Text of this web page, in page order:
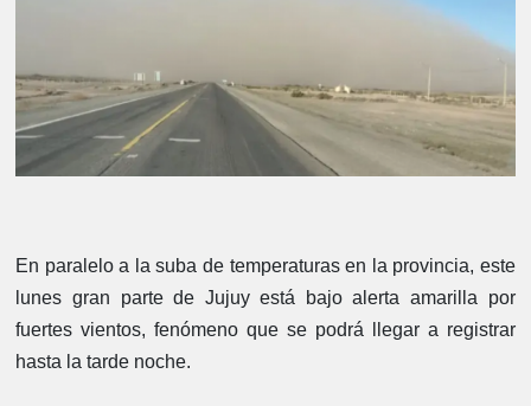
En paralelo a la suba de temperaturas en la provincia, este
lunes gran parte de Jujuy está bajo alerta amarilla por
fuertes vientos, fenómeno que se podrá llegar a registrar
hasta la tarde noche.